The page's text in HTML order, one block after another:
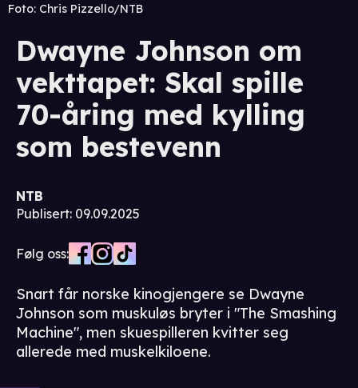
Foto: Chris Pizzello/NTB
Dwayne Johnson om
vekttapet: Skal spille
70-åring med kylling
som bestevenn
NTB
Publisert: 09.09.2025
Følg oss:
Snart får norske kinogjengere se Dwayne
Johnson som muskuløs bryter i "The Smashing
Machine", men skuespilleren kvitter seg
allerede med muskelkiloene.